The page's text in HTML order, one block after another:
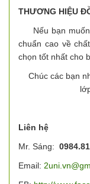
THƯƠNG HIỆU
Nếu bạn muốn
chuẩn cao về
chọn tốt nhất cho
Chúc các bạn
Liên hệ
Mr. Sáng:
Email: